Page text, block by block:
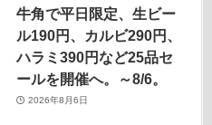
牛角で平日限定、生ビー
ル190円、カルビ290円、
ハラミ390円など25品セ
ールを開催へ。～8/6。
2026年8月6日